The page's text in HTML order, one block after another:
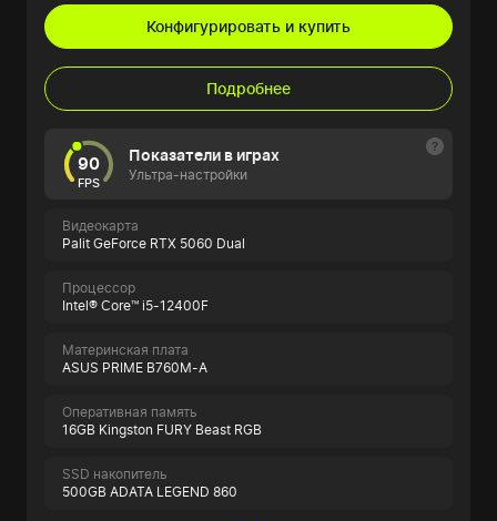
Конфигурировать и купить
Подробнее
90
FPS
Показатели в играх
Ультра-настройки
Видеокарта
Palit GeForce RTX 5060 Dual
Процессор
Intel® Core™ i5-12400F
Материнская плата
ASUS PRIME B760M-A
Оперативная память
16GB Kingston FURY Beast RGB
SSD накопитель
500GB ADATA LEGEND 860